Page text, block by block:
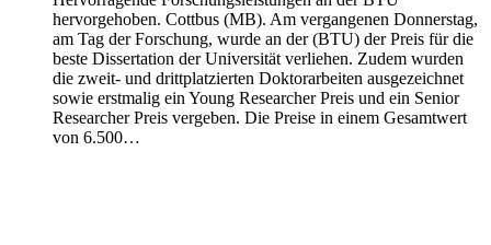
hervorgehoben. Cottbus (MB). Am vergangenen Donnerstag,
am Tag der Forschung, wurde an der (BTU) der Preis für die
beste Dissertation der Universität verliehen. Zudem wurden
die zweit- und drittplatzierten Doktorarbeiten ausgezeichnet
sowie erstmalig ein Young Researcher Preis und ein Senior
Researcher Preis vergeben. Die Preise in einem Gesamtwert
von 6.500…